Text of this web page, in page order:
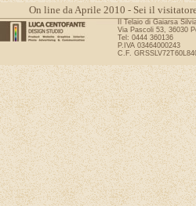
On line da Aprile 2010 - Sei il
Il Telaio di Gaiarsa
Via Pascoli 53, 36030
Tel: 0444 360136
P.IVA 03464000243
C.F.